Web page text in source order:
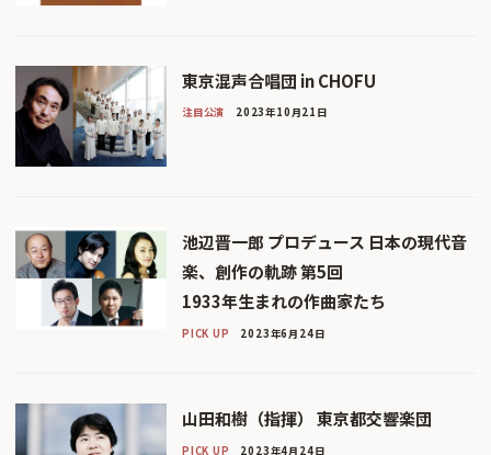
東京混声合唱団 in CHOFU
注目公演 2023年10月21日
池辺晋一郎 プロデュース 日本の現代音
楽、創作の軌跡 第5回
1933年生まれの作曲家たち
PICK UP 2023年6月24日
山田和樹（指揮） 東京都交響楽団
PICK UP 2023年4月24日